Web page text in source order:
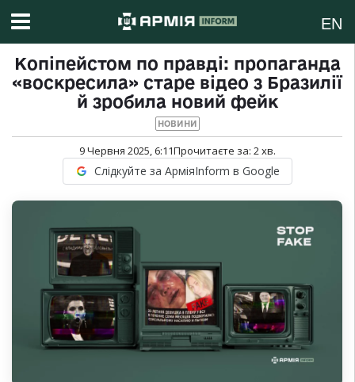
EN
Копіпейстом по правді: пропаганда
«воскресила» старе відео з Бразилії
й зробила новий фейк
НОВИНИ
9 Червня 2025, 6:11Прочитаєте за: 2хв.
Слідкуйте за АрміяInform в Google